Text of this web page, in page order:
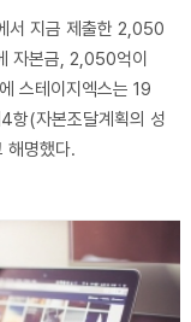
서 지금 제출한 2,050
자본금, 2,050억이
스테이지엑스는 19
항(자본조달계획의 성
해명했다.